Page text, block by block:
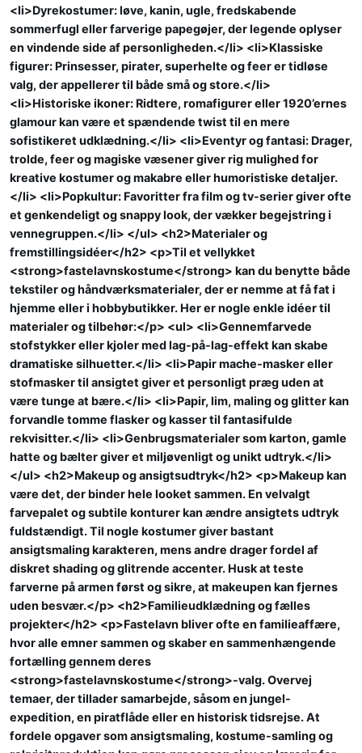
<li>Dyrekostumer: løve, kanin, ugle, fredskabende
sommerfugl eller farverige papegøjer, der legende oplyser
en vindende side af personligheden.</li> <li>Klassiske
figurer: Prinsesser, pirater, superhelte og feer er tidløse
valg, der appellerer til både små og store.</li>
<li>Historiske ikoner: Ridtere, romafigurer eller 1920’ernes
glamour kan være et spændende twist til en mere
sofistikeret udklædning.</li> <li>Eventyr og fantasi: Drager,
trolde, feer og magiske væsener giver rig mulighed for
kreative kostumer og makabre eller humoristiske detaljer.
</li> <li>Popkultur: Favoritter fra film og tv-serier giver ofte
et genkendeligt og snappy look, der vækker begejstring i
vennegruppen.</li> </ul> <h2>Materialer og
fremstillingsidéer</h2> <p>Til et vellykket
<strong>fastelavnskostume</strong> kan du benytte både
tekstiler og håndværksmaterialer, der er nemme at få fat i
hjemme eller i hobbybutikker. Her er nogle enkle idéer til
materialer og tilbehør:</p> <ul> <li>Gennemfarvede
stofstykker eller kjoler med lag-på-lag-effekt kan skabe
dramatiske silhuetter.</li> <li>Papir mache-masker eller
stofmasker til ansigtet giver et personligt præg uden at
være tunge at bære.</li> <li>Papir, lim, maling og glitter kan
forvandle tomme flasker og kasser til fantasifulde
rekvisitter.</li> <li>Genbrugsmaterialer som karton, gamle
hatte og bælter giver et miljøvenligt og unikt udtryk.</li>
</ul> <h2>Makeup og ansigtsudtryk</h2> <p>Makeup kan
være det, der binder hele looket sammen. En velvalgt
farvepalet og subtile konturer kan ændre ansigtets udtryk
fuldstændigt. Til nogle kostumer giver bastant
ansigtsmaling karakteren, mens andre drager fordel af
diskret shading og glitrende accenter. Husk at teste
farverne på armen først og sikre, at makeupen kan fjernes
uden besvær.</p> <h2>Familieudklædning og fælles
projekter</h2> <p>Fastelavn bliver ofte en familieaffære,
hvor alle emner sammen og skaber en sammenhængende
fortælling gennem deres
<strong>fastelavnskostume</strong>-valg. Overvej
temaer, der tillader samarbejde, såsom en jungel-
expedition, en piratflåde eller en historisk tidsrejse. At
fordele opgaver som ansigtsmaling, kostume-samling og